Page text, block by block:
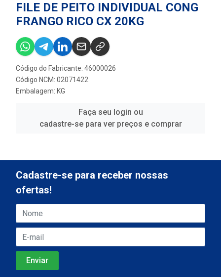
FILE DE PEITO INDIVIDUAL CONG
FRANGO RICO CX 20KG
Código do Fabricante: 46000026
Código NCM: 02071422
Embalagem: KG
Faça seu login ou
cadastre-se para ver preços e comprar
Cadastre-se para receber nossas
ofertas!